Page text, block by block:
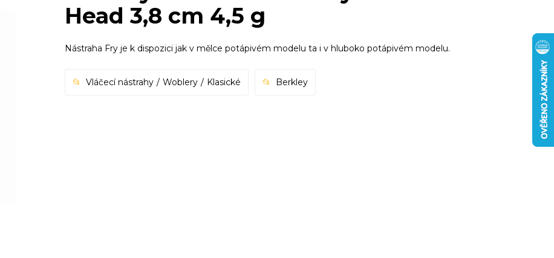
Head 3,8 cm 4,5 g
Nástraha Fry je k dispozici jak v mělce potápivém modelu ta i v hluboko potápivém modelu.
Vláčecí nástrahy Woblery Klasické Berkley